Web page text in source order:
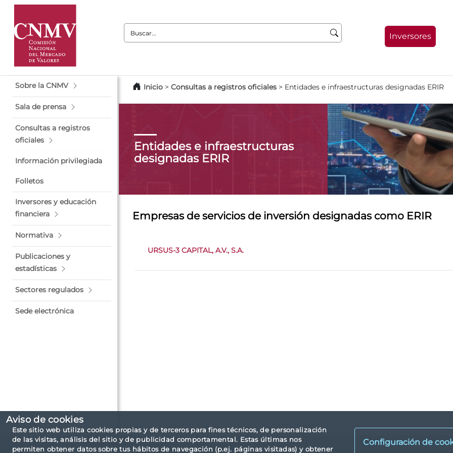
Aviso de cookies
Este sitio web utiliza cookies propias y de terceros para fines técnicos, de personalización
de las visitas, análisis del sitio y de publicidad comportamental. Estas últimas nos
permiten obtener datos sobre tus hábitos de navegación (p.ej. páginas visitadas) y obtener
Configuración de
Buscar:
Inversores
Sobre la CNMV
Sala de prensa
Consultas a registros
oficiales
Información privilegiada
Folletos
Inversores y educación
financiera
Normativa
Publicaciones y
estadísticas
Sectores regulados
Sede electrónica
Inicio > Consultas a registros oficiales > Entidades e infraestructuras designadas ERIR
Entidades e infraestructuras
designadas ERIR
Empresas de servicios de inversión designadas como ERIR
URSUS-3 CAPITAL, A.V., S.A.